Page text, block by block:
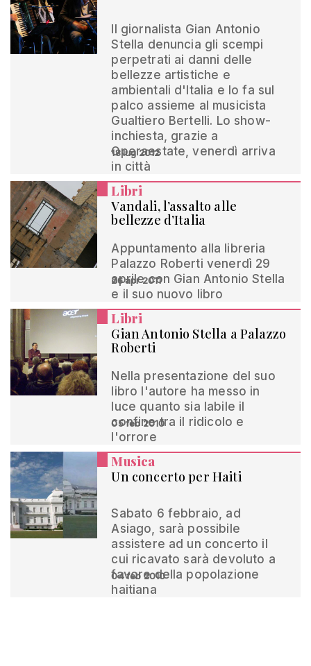
Il giornalista Gian Antonio
Stella denuncia gli scempi
perpetrati ai danni delle
bellezze artistiche e
ambientali d'Italia e lo fa sul
palco assieme al musicista
Gualtiero Bertelli. Lo show-
inchiesta, grazie a
Operaestate, venerdì arriva
in città
18 lug 2012
Libri
Vandali, l’assalto alle
bellezze d’Italia
Appuntamento alla libreria
Palazzo Roberti venerdì 29
aprile con Gian Antonio Stella
e il suo nuovo libro
26 apr 2011
Libri
Gian Antonio Stella a Palazzo
Roberti
Nella presentazione del suo
libro l'autore ha messo in
luce quanto sia labile il
confine tra il ridicolo e
l'orrore
05 feb 2010
Musica
Un concerto per Haiti
Sabato 6 febbraio, ad
Asiago, sarà possibile
assistere ad un concerto il
cui ricavato sarà devoluto a
favore della popolazione
haitiana
04 feb 2010